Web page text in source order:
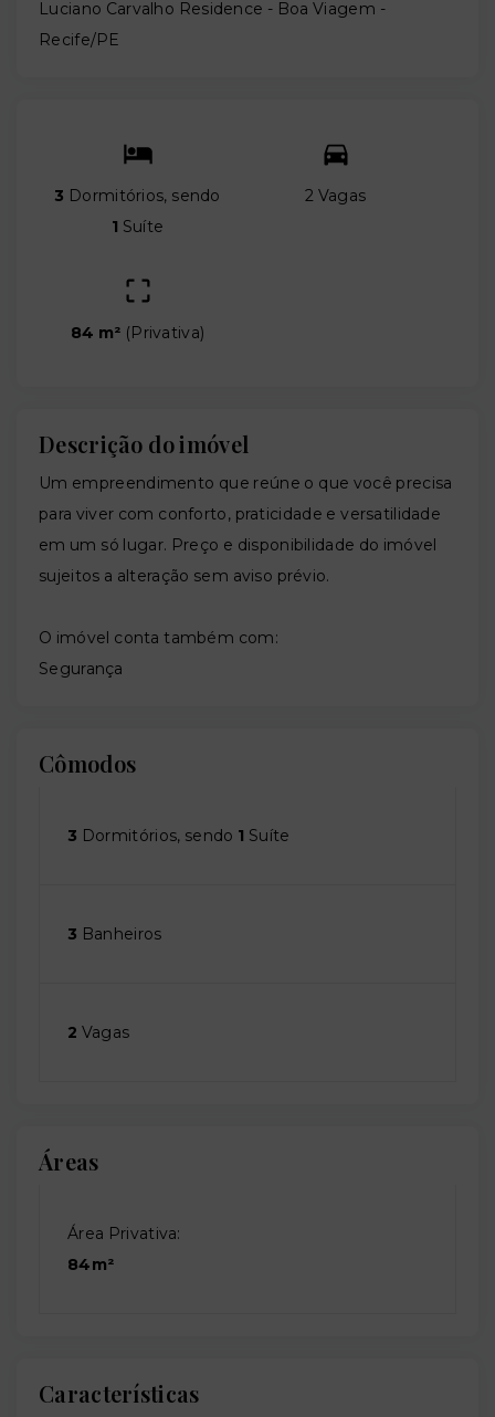
Luciano Carvalho Residence - Boa Viagem -
Recife/PE
3 Dormitórios, sendo
1 Suíte
2 Vagas
84 m² ( Privativa)
Descrição do imóvel
Um empreendimento que reúne o que você precisa
para viver com conforto, praticidade e versatilidade
em um só lugar. Preço e disponibilidade do imóvel
sujeitos a alteração sem aviso prévio.
O imóvel conta também com:
Segurança
Cômodos
3 Dormitórios, sendo 1 Suíte
3 Banheiros
2 Vagas
Áreas
Área Privativa:
84m²
Características